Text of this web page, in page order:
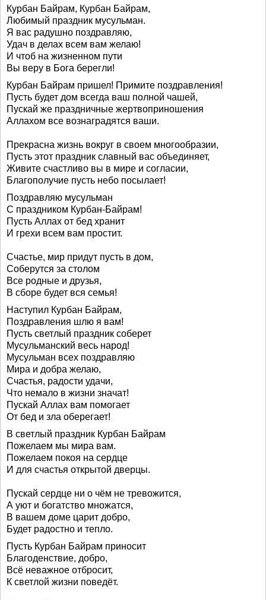
Курбан Байрам, Курбан Байрам,
Любимый праздник мусульман.
Я вас радушно поздравляю,
Удач в делах всем вам желаю!
И чтоб на жизненном пути
Вы веру в Бога берегли!
Курбан Байрам пришел! Примите поздравления!
Пусть будет дом всегда ваш полной чашей,
Пускай же праздничные жертвоприношения
Аллахом все вознаградятся ваши.
Прекрасна жизнь вокруг в своем многообразии,
Пусть этот праздник славный вас объединяет,
Живите счастливо вы в мире и согласии,
Благополучие пусть небо посылает!
Поздравляю мусульман
С праздником Курбан-Байрам!
Пусть Аллах от бед хранит
И грехи всем вам простит.
Счастье, мир придут пусть в дом,
Соберутся за столом
Все родные и друзья,
В сборе будет вся семья!
Наступил Курбан Байрам,
Поздравления шлю я вам!
Пусть светлый праздник соберет
Мусульманский весь народ!
Мусульман всех поздравляю
Мира и добра желаю,
Счастья, радости удачи,
Что немало в жизни значат!
Пускай Аллах вам помогает
От бед и зла оберегает!
В светлый праздник Курбан Байрам
Пожелаем мы мира вам.
Пожелаем покоя на сердце
И для счастья открытой дверцы.
Пускай сердце ни о чём не тревожится,
А уют и богатство множатся,
В вашем доме царит добро,
Будет радостно и тепло.
Пусть Курбан Байрам приносит
Благоденствие, добро,
Всё неважное отбросит,
К светлой жизни поведёт.